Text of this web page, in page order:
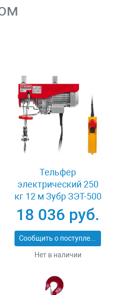
Тельфер
электрический 250
кг 12 м Зубр ЗЭТ-500
18 036 руб.
Сообщить о поступлении
Нет в наличии